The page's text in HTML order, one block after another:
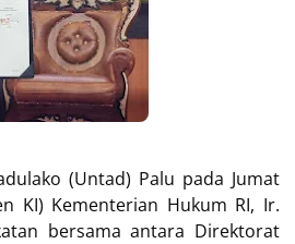
(Untad) Palu pada Jumat
KI) Kementerian Hukum RI, Ir.
bersama antara Direktorat